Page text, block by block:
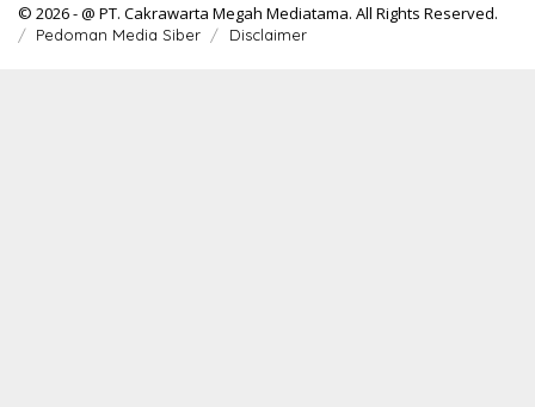
© 2026 - @ PT. Cakrawarta Megah Mediatama. All Rights Reserved.
Pedoman Media Siber Disclaimer